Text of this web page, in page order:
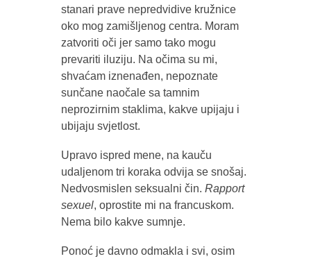
stanari prave nepredvidive kružnice
oko mog zamišljenog centra. Moram
zatvoriti oči jer samo tako mogu
prevariti iluziju. Na očima su mi,
shvaćam iznenađen, nepoznate
sunčane naočale sa tamnim
neprozirnim staklima, kakve upijaju i
ubijaju svjetlost.
Upravo ispred mene, na kauču
udaljenom tri koraka odvija se snošaj.
Nedvosmislen seksualni čin. Rapport
sexuel, oprostite mi na francuskom.
Nema bilo kakve sumnje.
Ponoć je davno odmakla i svi, osim